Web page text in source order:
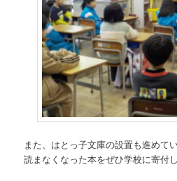
また、はとっ子文庫の設置も進めて
読まなくなった本をぜひ学校に寄付